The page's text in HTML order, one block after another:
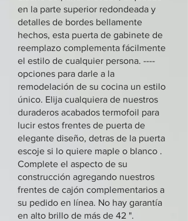
en la parte superior redondeada y
detalles de bordes bellamente
hechos, esta puerta de gabinete de
reemplazo complementa fácilmente
el estilo de cualquier persona. ----
opciones para darle a la
remodelación de su cocina un estilo
único. Elija cualquiera de nuestros
duraderos acabados termofoil para
lucir estos frentes de puerta de
elegante diseño, detras de la puerta
escoje si lo quiere maple o blanco .
Complete el aspecto de su
construcción agregando nuestros
frentes de cajón complementarios a
su pedido en línea. No hay garantía
en alto brillo de más de 42 ".